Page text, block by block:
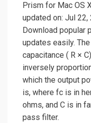
Prism for Mac OS
updated on: Jul
Download popular
updates easily.
capacitance ( R ×
inversely
which the output
is, where fc is in
ohms, and C is in
pass filter.